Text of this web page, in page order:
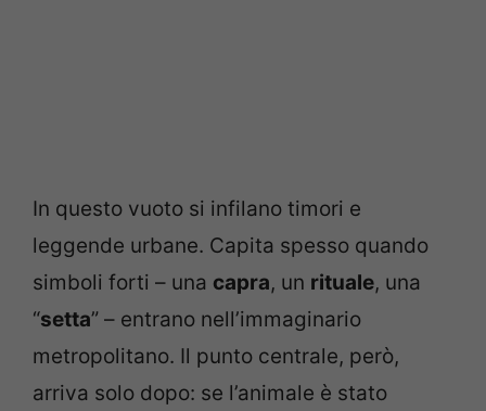
In questo vuoto si infilano timori e
leggende urbane. Capita spesso quando
simboli forti – una capra, un rituale, una
“setta” – entrano nell’immaginario
metropolitano. Il punto centrale, però,
arriva solo dopo: se l’animale è stato